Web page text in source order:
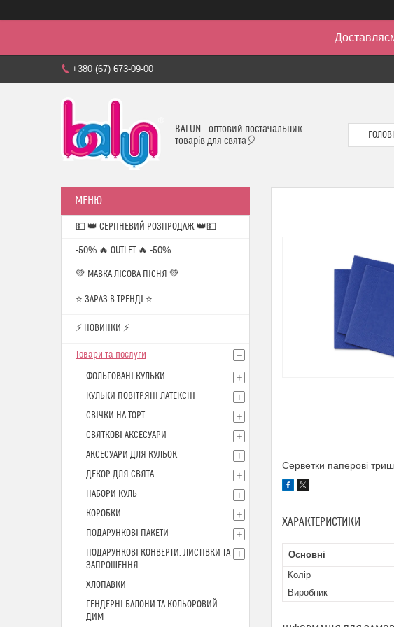
+380 (67) 673-09-00
BALUN - оптовий постачальник
товарів для свята🎈
Серветки паперові
ХАРАКТЕРИСТИКИ
Основні
Колір
Виробник
💵 👑 СЕРПНЕВИЙ РОЗПРОДАЖ 👑💵
-50% 🔥 OUTLET 🔥 -50%
💚 МАВКА ЛІСОВА ПІСНЯ 💚
⭐️ ЗАРАЗ В ТРЕНДІ ⭐️
⚡ НОВИНКИ ⚡
Товари та послуги
ФОЛЬГОВАНІ КУЛЬКИ
КУЛЬКИ ПОВІТРЯНІ ЛАТЕКСНІ
СВІЧКИ НА ТОРТ
СВЯТКОВІ АКСЕСУАРИ
АКСЕСУАРИ ДЛЯ КУЛЬОК
ДЕКОР ДЛЯ СВЯТА
НАБОРИ КУЛЬ
КОРОБКИ
ПОДАРУНКОВІ ПАКЕТИ
ПОДАРУНКОВІ КОНВЕРТИ, ЛИСТІВКИ ТА
ЗАПРОШЕННЯ
ХЛОПАВКИ
ГЕНДЕРНІ БАЛОНИ ТА КОЛЬОРОВИЙ
ДИМ